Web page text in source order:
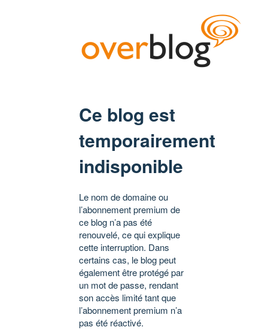
Ce blog est
temporairement
indisponible
Le nom de domaine ou
l’abonnement premium de
ce blog n’a pas été
renouvelé, ce qui explique
cette interruption. Dans
certains cas, le blog peut
également être protégé par
un mot de passe, rendant
son accès limité tant que
l’abonnement premium n’a
pas été réactivé.